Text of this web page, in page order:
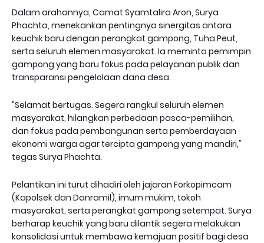
Dalam arahannya, Camat Syamtalira Aron, Surya
Phachta, menekankan pentingnya sinergitas antara
keuchik baru dengan perangkat gampong, Tuha Peut,
serta seluruh elemen masyarakat. Ia meminta pemimpin
gampong yang baru fokus pada pelayanan publik dan
transparansi pengelolaan dana desa.
"Selamat bertugas. Segera rangkul seluruh elemen
masyarakat, hilangkan perbedaan pasca-pemilihan,
dan fokus pada pembangunan serta pemberdayaan
ekonomi warga agar tercipta gampong yang mandiri,"
tegas Surya Phachta.
Pelantikan ini turut dihadiri oleh jajaran Forkopimcam
(Kapolsek dan Danramil), imum mukim, tokoh
masyarakat, serta perangkat gampong setempat. Surya
berharap keuchik yang baru dilantik segera melakukan
konsolidasi untuk membawa kemajuan positif bagi desa